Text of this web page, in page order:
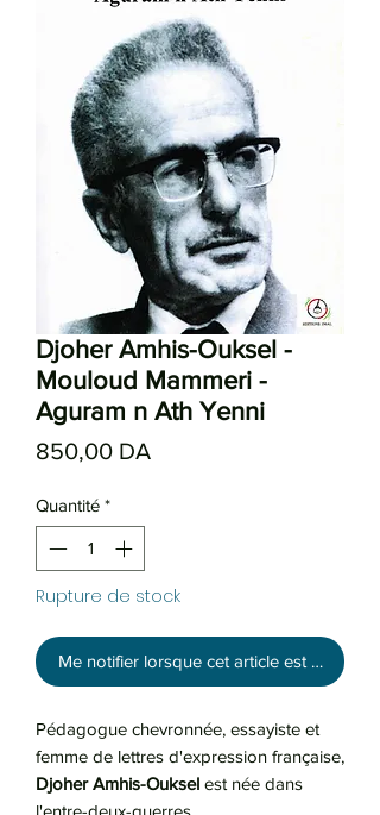
Djoher Amhis-Ouksel -
Mouloud Mammeri -
Aguram n Ath Yenni
850,00 DA
Quantité *
Rupture de stock
Me notifier lorsque cet article est disponible
Pédagogue chevronnée, essayiste et
femme de lettres d'expression française,
Djoher Amhis-Ouksel est née dans